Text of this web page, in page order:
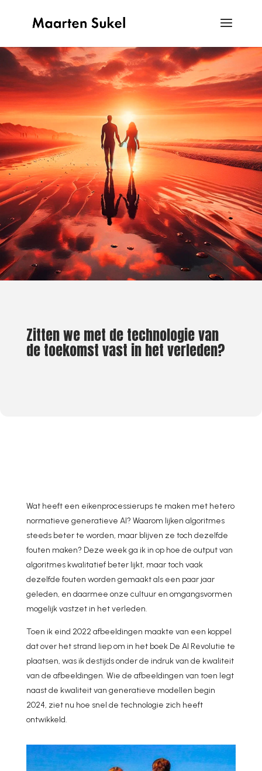
Zitten we met de technologie van
de toekomst vast in het verleden?
Wat heeft een eikenprocessierups te maken met hetero
normatieve generatieve AI? Waarom lijken algoritmes
steeds beter te worden, maar blijven ze toch dezelfde
fouten maken? Deze week ga ik in op hoe de output van
algoritmes kwalitatief beter lijkt, maar toch vaak
dezelfde fouten worden gemaakt als een paar jaar
geleden, en daarmee onze cultuur en omgangsvormen
mogelijk vastzet in het verleden.
Toen ik eind 2022 afbeeldingen maakte van een koppel
dat over het strand liep om in het boek De AI Revolutie te
plaatsen, was ik destijds onder de indruk van de kwaliteit
van de afbeeldingen. Wie de afbeeldingen van toen legt
naast de kwaliteit van generatieve modellen begin
2024, ziet nu hoe snel de technologie zich heeft
ontwikkeld.